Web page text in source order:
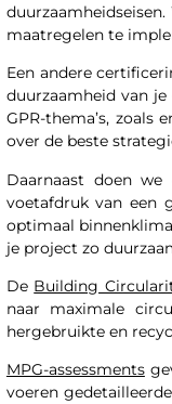
maatregelen te
Een andere
duurzaamheid van
GPR-thema’s,
over de beste
Daarnaast doen we
voetafdruk van een
optimaal
je project zo
De Building
naar maximale
hergebruikte en
MPG-assessments
voeren